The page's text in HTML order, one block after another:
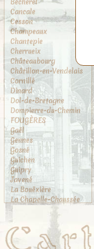
Bécherel
Cancale
Cesson
Champeaux
Chantepie
Cherrueix
Châteaubourg
Châtillon-en-Vendelais
Cornillé
Dinard
Dol-de-Bretagne
Dompierre-du-Chemin
FOUGÈRES
Gaël
Gennes
Gosné
Guichen
Guipry
Javené
La Bouëxière
La Chapelle-Chaussée
La Chapelle-des-
La Gouesnière
La Rance